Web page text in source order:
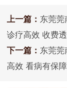
上一篇： 东莞莞
诊疗高效 收费透
下一篇： 东莞莞
高效 看病有保障